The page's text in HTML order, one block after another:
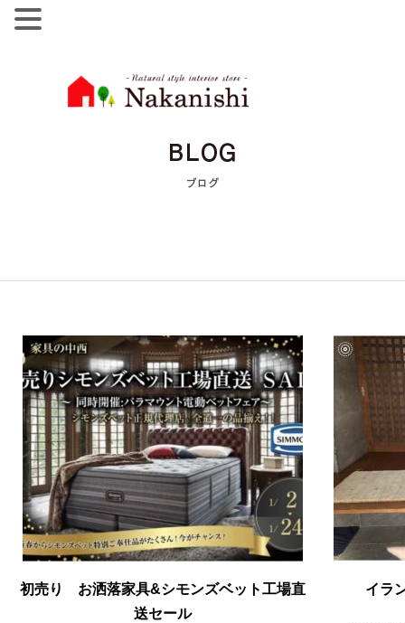
初売り お洒落家具&シモンズベット工場直
送セール
イラ